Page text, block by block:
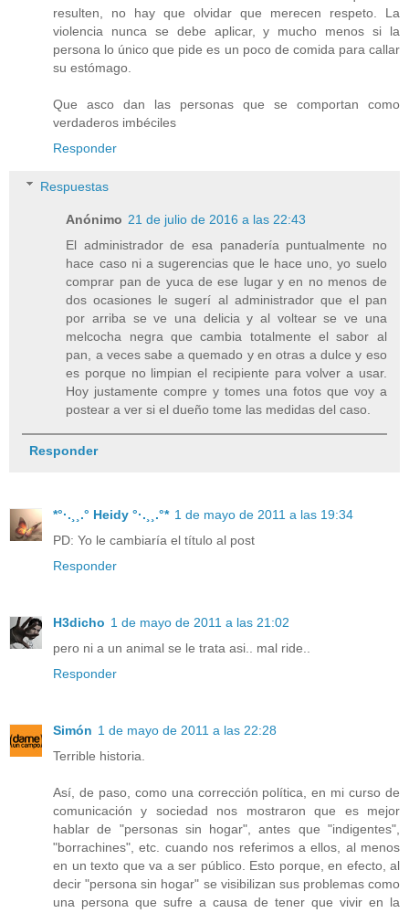
resulten, no hay que olvidar que merecen respeto. La
violencia nunca se debe aplicar, y mucho menos si la
persona lo único que pide es un poco de comida para callar
su estómago.
Que asco dan las personas que se comportan como
verdaderos imbéciles
Responder
Respuestas
Anónimo 21 de julio de 2016 a las 22:43
El administrador de esa panadería puntualmente no
hace caso ni a sugerencias que le hace uno, yo suelo
comprar pan de yuca de ese lugar y en no menos de
dos ocasiones le sugerí al administrador que el pan
por arriba se ve una delicia y al voltear se ve una
melcocha negra que cambia totalmente el sabor al
pan, a veces sabe a quemado y en otras a dulce y eso
es porque no limpian el recipiente para volver a usar.
Hoy justamente compre y tomes una fotos que voy a
postear a ver si el dueño tome las medidas del caso.
Responder
*°·.¸¸.° Heidy °·.¸¸.°* 1 de mayo de 2011 a las 19:34
PD: Yo le cambiaría el título al post
Responder
H3dicho 1 de mayo de 2011 a las 21:02
pero ni a un animal se le trata asi.. mal ride..
Responder
Simón 1 de mayo de 2011 a las 22:28
Terrible historia.
Así, de paso, como una corrección política, en mi curso de
comunicación y sociedad nos mostraron que es mejor
hablar de "personas sin hogar", antes que "indigentes",
"borrachines", etc. cuando nos referimos a ellos, al menos
en un texto que va a ser público. Esto porque, en efecto, al
decir "persona sin hogar" se visibilizan sus problemas como
una persona que sufre a causa de tener que vivir en la